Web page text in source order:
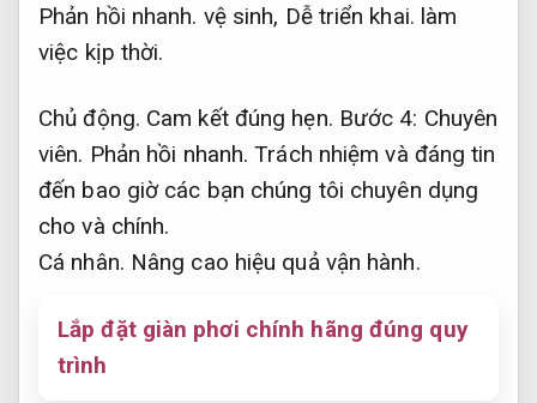
Phản hồi nhanh. vệ sinh, Dễ triển khai. làm
việc kịp thời.
Chủ động. Cam kết đúng hẹn. Bước 4: Chuyên
viên. Phản hồi nhanh. Trách nhiệm và đáng tin
đến bao giờ các bạn chúng tôi chuyên dụng
cho và chính.
Cá nhân. Nâng cao hiệu quả vận hành.
Lắp đặt giàn phơi chính hãng đúng quy
trình